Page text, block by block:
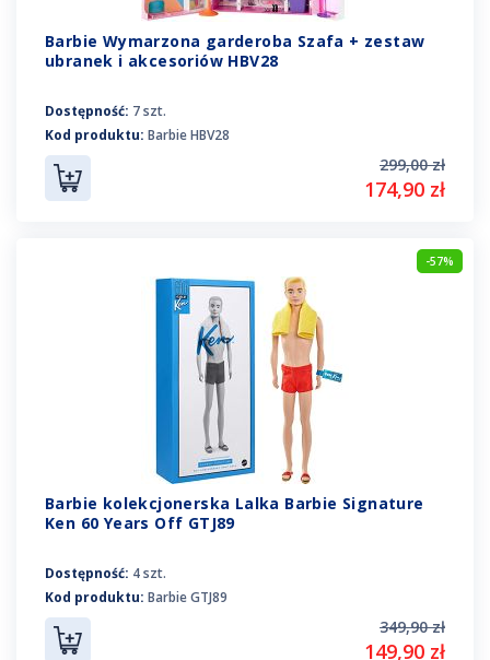
Barbie Wymarzona garderoba Szafa + zestaw
ubranek i akcesoriów HBV28
Dostępność: 7 szt.
Kod produktu: Barbie HBV28
299,00 zł
174,90 zł
-57%
Barbie kolekcjonerska Lalka Barbie Signature
Ken 60 Years Off GTJ89
Dostępność: 4 szt.
Kod produktu: Barbie GTJ89
349,90 zł
149,90 zł